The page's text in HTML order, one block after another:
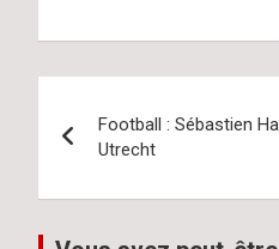
de
l’article
Football : Sébastien
Utrecht